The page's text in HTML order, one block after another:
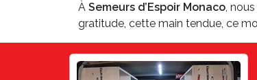
À Semeurs d’Espoir Monaco,
gratitude, cette main tendue, ce